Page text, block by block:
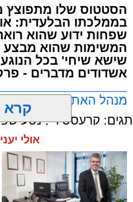
הסטטוס שלו מתפוצץ
בממלכתו הבלעדית:
שפחות ידוע שהוא
המשימות שהוא מבצע
שישא שיחי' בכל
אשדודים מדברים - פרק
מנהל האתר / 15:08 26.05.26
תגים: קרעסטיר, נטע
קרא
אולי